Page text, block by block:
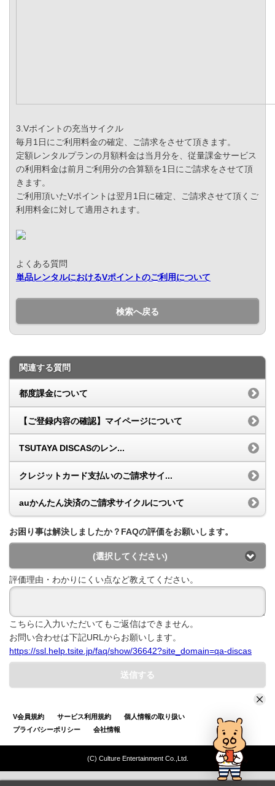
3.Vポイントの充当サイクル
毎月1日にご利用料金の確定、ご請求をさせて頂きます。
定額レンタルプランの月額料金は当月分を、従量課金サービス
の利用料金は前月ご利用分の合算額を1日にご請求をさせて頂
きます。
ご利用頂いたVポイントは翌月1日に確定、ご請求させて頂くご
利用料金に対して適用されます。
よくある質問
単品レンタルにおけるVポイントのご利用について
検索へ戻る
関連する質問
都度課金について
【ご登録内容の確認】マイページについて
TSUTAYA DISCASのレン...
クレジットカード支払いのご請求サイ...
auかんたん決済のご請求サイクルについて
お困り事は解決しましたか？FAQの評価をお願いします。
(選択してください)
評価理由・わかりにくい点など教えてください。
こちらに入力いただいてもご返信はできません。
お問い合わせは下記URLからお願いします。
https://ssl.help.tsite.jp/faq/show/36642?site_domain=qa-discas
送信する
V会員規約 サービス利用規約
個人情報の取り扱い
プライバシーポリシー
会社情報
(C) Culture Entertainment Co.,Ltd.